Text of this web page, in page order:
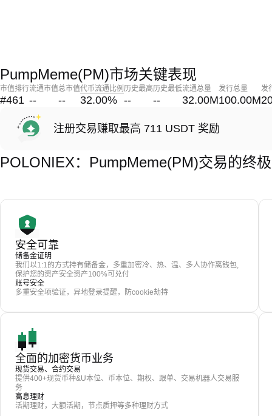
PumpMeme(PM)市场关键表现
市值排行
#461
流通市值
--
总市值
--
代币流通比例
32.00%
历史最高
--
历史最低
--
流通总量
32.00M
发行总量
100.00M
发
注册交易赚取最高 711 USDT 奖励
POLONIEX：PumpMeme(PM)交易的终
安全可靠
储备金证明
我们以1:1的方式持有储备金，多重加密冷、热、温、多人协作离钱包,
保护您的资产安全资产100%可兑付
账号安全
多重安全项验证，异地登录提醒，防cookie劫持
全面的加密货币业务
现货交易、合约交易
提供400+现货币种&U本位、币本位、期权、跟单、交易机器人交易服
务
高息理财
活期理财，大额活期，节点质押等多种理财方式